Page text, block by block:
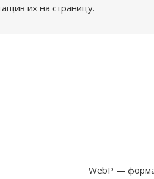
их на страницу.
WebP —